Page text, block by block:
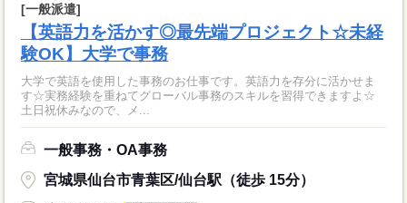
[一般派遣]
【英語力を活かす◎最先端プロジェクト☆未経
験OK】大学で事務
大学で英語を使用した事務のお仕事です。英語力を存分に活かせま
す☆実務経験を重ねてグローバル事務のスキルを習得できますよ☆
土日祝休みなので、メ...
一般事務・OA事務
宮城県仙台市青葉区/仙台駅（徒歩 15分）